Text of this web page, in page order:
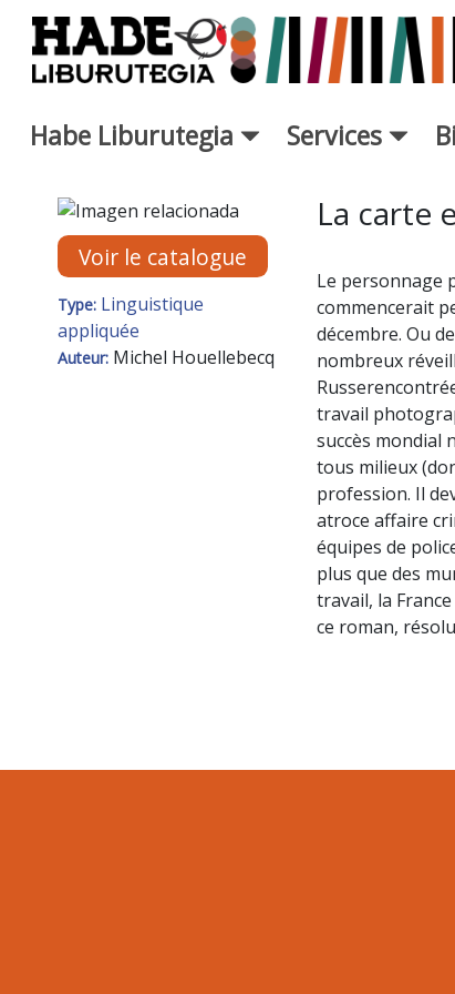
Saut au contenu principal
Habe Liburutegia Services
Fiche de Nouveaux Livres
Voir le catalogue
Type: Linguistique
appliquée
Auteur: Michel Houellebecq
La carte
Le personnage
commencerait
décembre. Ou
nombreux
travail
succès mondial
tous milieux
profession. Il
atroce affaire
équipes de
plus que des
travail, la
ce roman,